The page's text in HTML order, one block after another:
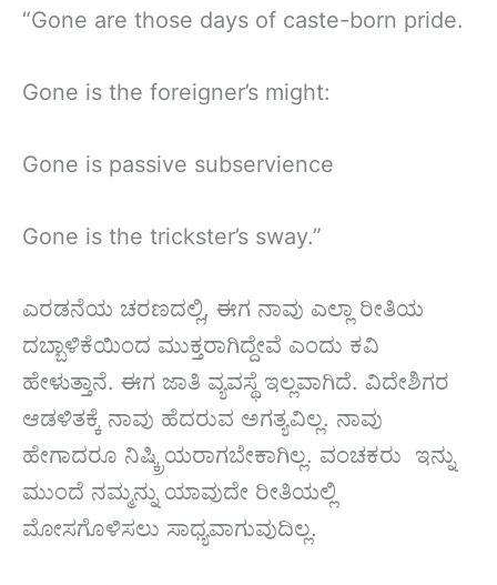
“Gone are those days of caste-born pride.
Gone is the foreigner’s might:
Gone is passive subservience
Gone is the trickster’s sway.”
ಎರಡನೆಯ ಚರಣದಲ್ಲಿ, ಈಗ ನಾವು ಎಲ್ಲಾ ರೀತಿಯ
ದಬ್ಬಾಳಿಕೆಯಿಂದ ಮುಕ್ತರಾಗಿದ್ದೇವೆ ಎಂದು ಕವಿ
ಹೇಳುತ್ತಾನೆ. ಈಗ ಜಾತಿ ವ್ಯವಸ್ಥೆ ಇಲ್ಲವಾಗಿದೆ. ವಿದೇಶಿಗರ
ಆಡಳಿತಕ್ಕೆ ನಾವು ಹೆದರುವ ಅಗತ್ಯವಿಲ್ಲ. ನಾವು
ಹೇಗಾದರೂ ನಿಷ್ಕ್ರಿಯರಾಗಬೇಕಾಗಿಲ್ಲ. ವಂಚಕರು ಇನ್ನು
ಮುಂದೆ ನಮ್ಮನ್ನು ಯಾವುದೇ ರೀತಿಯಲ್ಲಿ
ಮೋಸಗೊಳಿಸಲು ಸಾಧ್ಯವಾಗುವುದಿಲ್ಲ.